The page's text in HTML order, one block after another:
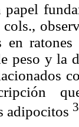
papel
en
peso y la
adipocitos